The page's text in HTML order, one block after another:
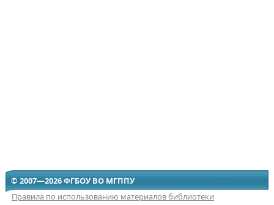
© 2007—2026 ФГБОУ ВО МГППУ
Правила по использованию материалов библиотеки